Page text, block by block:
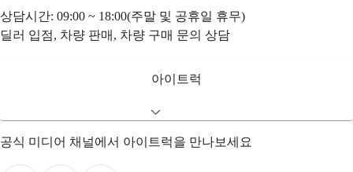
상담시간: 09:00 ~ 18:00(주말 및 공휴일 휴무)
딜러 입점, 차량 판매, 차량 구매 문의 상담
아이트럭
공식 미디어 채널에서 아이트럭을 만나보세요